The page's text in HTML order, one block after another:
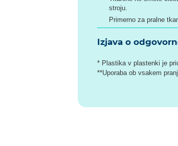
stroju.
Primerno za pralne
Izjava o
* Plastika v plastenki je
**Uporaba ob vsakem